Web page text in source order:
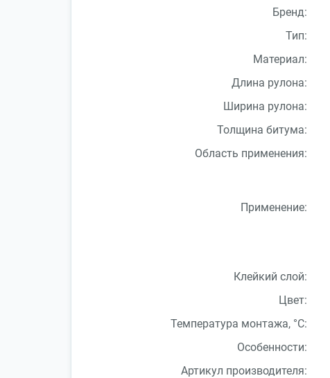
Бренд:
Тип:
Материал:
Длина рулона:
Ширина рулона:
Толщина битума:
Область применения:
Применение:
Клейкий слой:
Цвет:
Температура монтажа, °С:
Особенности:
Артикул производителя: